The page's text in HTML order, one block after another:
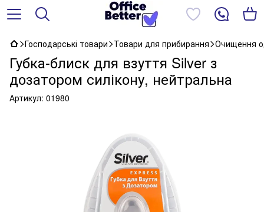
Господарські товари Товари для прибирання Очищення
Губка-блиск для взуття Silver з
дозатором силікону, нейтральна
Артикул: 01980